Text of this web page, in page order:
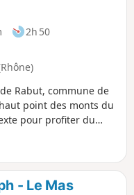
2h 50
Rabut, commune de
point des monts du
pour profiter du
pour profiter des
permet de redécouvrir
d'interprétation.
- Le Mas